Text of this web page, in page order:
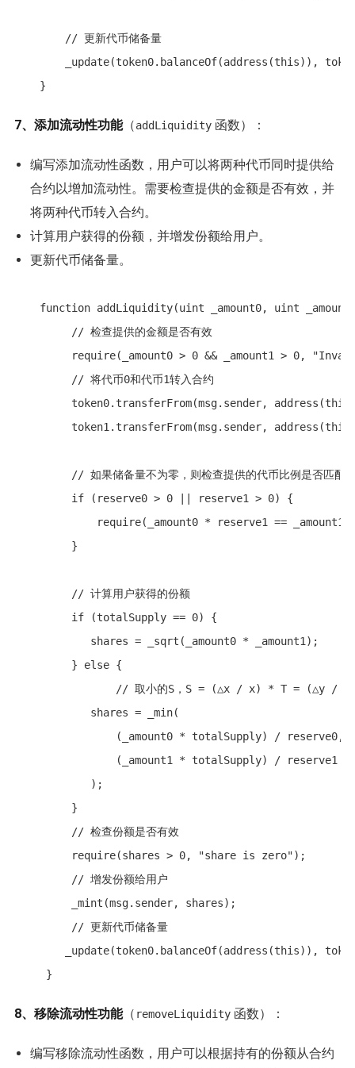
        // 更新代币储备量
_update(token0.balanceOf(address(this)),
    }
7、添加流动性功能（addLiquidity函数）：
编写添加流动性函数，用户可以将两种代币同时提供给
合约以增加流动性。需要检查提供的金额是否有效，并
将两种代币转入合约。
计算用户获得的份额，并增发份额给用户。
更新代币储备量。
function addLiquidity(uint _amount0, uint
         // 检查提供的金额是否有效
require(_amount0 > 0 && _amount1 > 0,
         // 将代币0和代币1转入合约
token0.transferFrom(msg.sender,
token1.transferFrom(msg.sender,
         // 如果储备量不为零，则检查提供的代币比例是否匹配
         if (reserve0 > 0 || reserve1 > 0) {
require(_amount0 * reserve1 == _amount1
         }
         // 计算用户获得的份额
         if (totalSupply == 0) {
            shares = _sqrt(_amount0 * _amount1);
         } else {
            shares = _min(
                (_amount0 * totalSupply) / reserve0,
                (_amount1 * totalSupply) / reserve1
            );
         }
         // 检查份额是否有效
         require(shares > 0, "share is zero");
         // 增发份额给用户
         _mint(msg.sender, shares);
         // 更新代币储备量
_update(token0.balanceOf(address(this)),
     }
8、移除流动性功能（ removeLiquidity函数）：
编写移除流动性函数，用户可以根据持有的份额从合约